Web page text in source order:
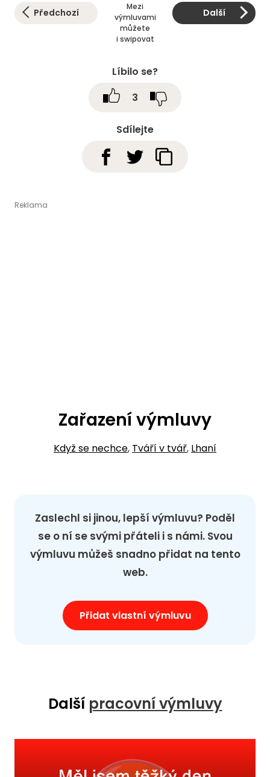
Předchozí
Mezi
výmluvami
můžete
i swipovat
Další
Sdílejte
Líbilo se?
3
Zařazení výmluvy
Když se nechce, Tváří v tvář, Lhaní
Zaslechl si jinou, lepší výmluvu? Poděl
se o ní se svými přáteli i s námi. Svou
výmluvu můžeš snadno přidat na tento
web.
Přidat vlastní výmluvu
Další pracovní výmluvy